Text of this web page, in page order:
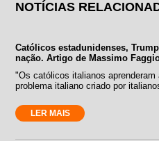
NOTÍCIAS
Católicos estadunidenses,
nação. Artigo de Massimo
"Os católicos italianos
problema italiano criado por
LER MAIS